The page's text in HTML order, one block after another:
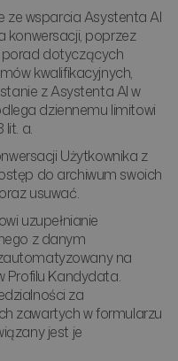
ze wsparcia Asystenta AI
konwersacji, poprzez
dotyczących
kwalifikacyjnych,
z Asystenta AI w
dziennemu limitowi
a.
Użytkownika z
do archiwum swoich
usuwać.
uzupełnianie
z danym
na
Profilu Kandydata.
za
zawartych w formularzu
jest je